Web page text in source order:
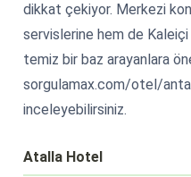
dikkat çekiyor. Merkezi
servislerine hem de Kaleiçi
temiz bir baz arayanlara
sorgulamax.com/otel/
inceleyebilirsiniz.
Atalla Hotel